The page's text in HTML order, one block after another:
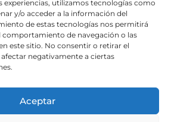
experiencias, utilizamos tecnologías como
y/o acceder a la información del
de estas tecnologías nos permitirá
comportamiento de navegación o las
este sitio. No consentir o retirar el
negativamente a ciertas
Aceptar